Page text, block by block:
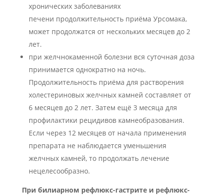
хронических заболеваниях
печени продолжительность приёма Урсомака,
может продолжатся от нескольких месяцев до 2
лет.
при желчнокаменной болезни вся суточная доза
принимается однократно на ночь.
Продолжительность приёма для растворения
холестериновых желчных камней составляет от
6 месяцев до 2 лет. Затем ещё 3 месяца для
профилактики рецидивов камнеобразования.
Если через 12 месяцев от начала применения
препарата не наблюдается уменьшения
желчных камней, то продолжать лечение
нецелесообразно.
При билиарном рефлюкс-гастрите и рефлюкс-